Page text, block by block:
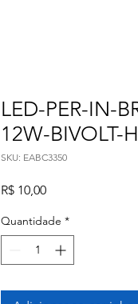
LED-PER-IN-
12W-BIVOLT-
SKU: EABC3350
R$ 10,00Preço
Quantidade *